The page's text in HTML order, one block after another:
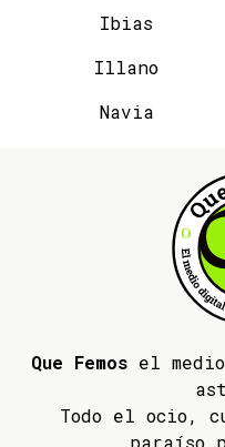
Ibias
Illano
Navia
Que Femos el
Todo el ocio,
paraíso